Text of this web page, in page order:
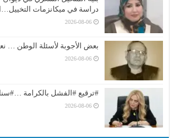
دراسة في ميكانزمات
2026-08-06
بعض الأجوبة لأسئلة الوطن …
2026-08-06
#ترقيع #الفشل بالكرامة
2026-08-06